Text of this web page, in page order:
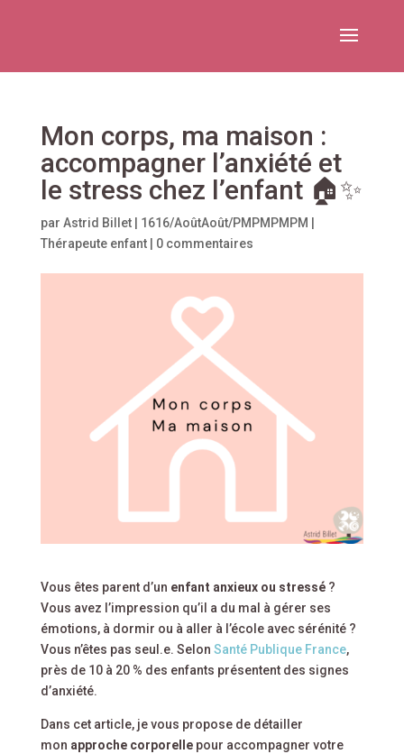
Mon corps, ma maison :
accompagner l’anxiété et
le stress chez l’enfant 🏠✨
par Astrid Billet| 1616/AoûtAoût/PMPMPMPM
Thérapeute enfant| 0 commentaires
Vous êtes parent d’un enfant anxieux ou stressé?
Vous avez l’impression qu’il a du mal à gérer ses
émotions, à dormir ou à aller à l’école avec sérénité ?
Vous n’êtes pas seul.e. Selon Santé Publique France,
près de 10 à 20 % des enfants présentent des signes
d’anxiété.
Dans cet article, je vous propose de détailler
mon approche corporellepour accompagner votre